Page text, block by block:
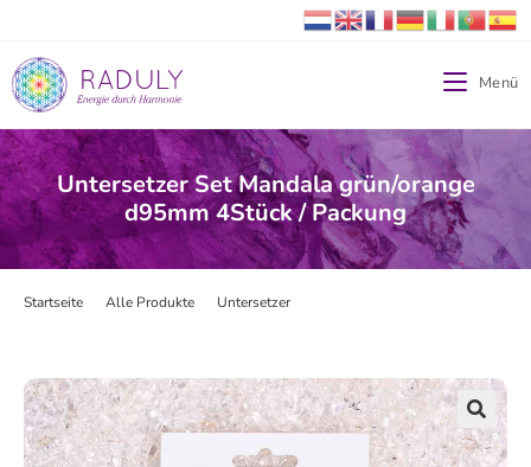
Menü
Untersetzer Set Mandala grün/orange
d95mm 4Stück / Packung
Startseite Alle Produkte Untersetzer
🔍